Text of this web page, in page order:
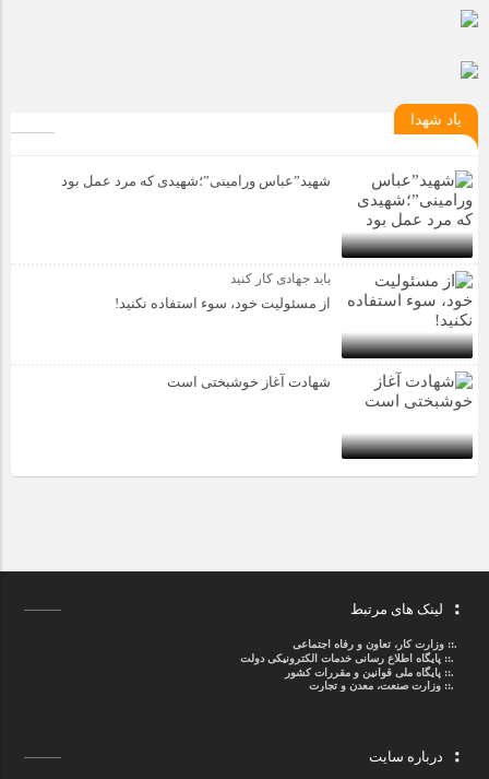
یاد شهدا
شهید”عباس ورامینی”؛شهیدی که مرد عمل بود
باید جهادی کار کنید
از مسئولیت خود، سوء استفاده نکنید!
شهادت آغاز خوشبختی است
لینک های مرتبط
.::وزارت کار، تعاون و رفاه اجتماعی
.::پایگاه اطلاع رسانی خدمات الکترونیکی دولت
.::پایگاه ملی قوانین و مقررات کشور
.:: وزارت صنعت، معدن و تجارت
درباره سایت